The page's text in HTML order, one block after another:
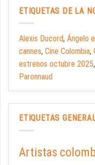
ETIQUETAS DE LA
Alexis Ducord, Ángelo
cannes, Cine Colombia,
estrenos octubre 2025,
Paronnaud
ETIQUETAS
Artistas